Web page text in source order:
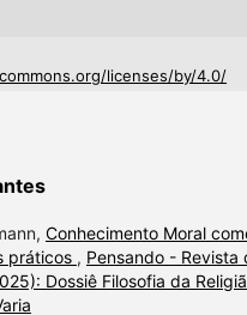
licenses/by/4.0/
Conhecimento Moral
práticos , Pensando - Revista
Dossiê Filosofia da